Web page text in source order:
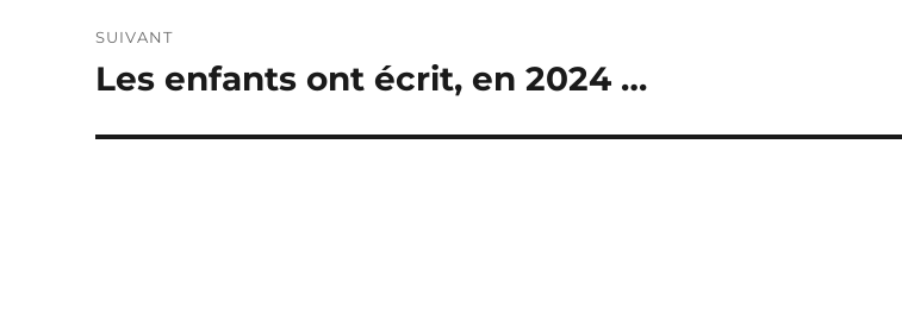
SUIVANT
Publication
Les enfants ont écrit, en 2024 …